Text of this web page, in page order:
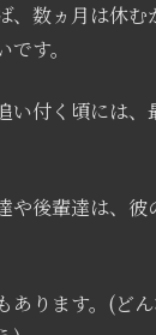
、数ヵ月は休
す。
い付く頃には、
や後輩達は、彼
あります。(ど